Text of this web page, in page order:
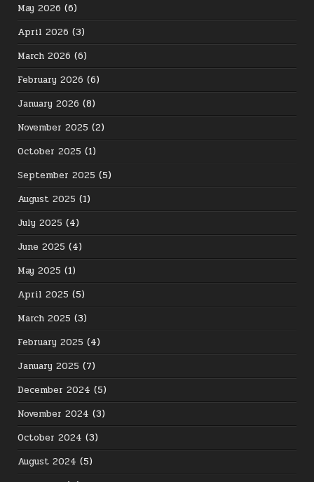
May 2026 (6)
April 2026 (3)
March 2026 (6)
February 2026 (6)
January 2026 (8)
November 2025 (2)
October 2025 (1)
September 2025 (5)
August 2025 (1)
July 2025 (4)
June 2025 (4)
May 2025 (1)
April 2025 (5)
March 2025 (3)
February 2025 (4)
January 2025 (7)
December 2024 (5)
November 2024 (3)
October 2024 (3)
August 2024 (5)